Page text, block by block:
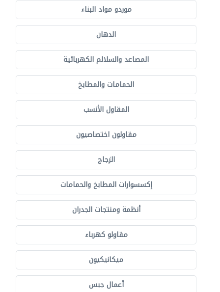
موردو مواد البناء
الدهان
المصاعد والسلالم الكهربائية
الحمامات والمطابخ
المقاول الأنسب
مقاولون اختصاصيون
الزجاج
إكسسوارات المطابخ والحمامات
أنظمة ومنتجات الجدران
مقاولو كهرباء
ميكانيكيون
أعمال جبس